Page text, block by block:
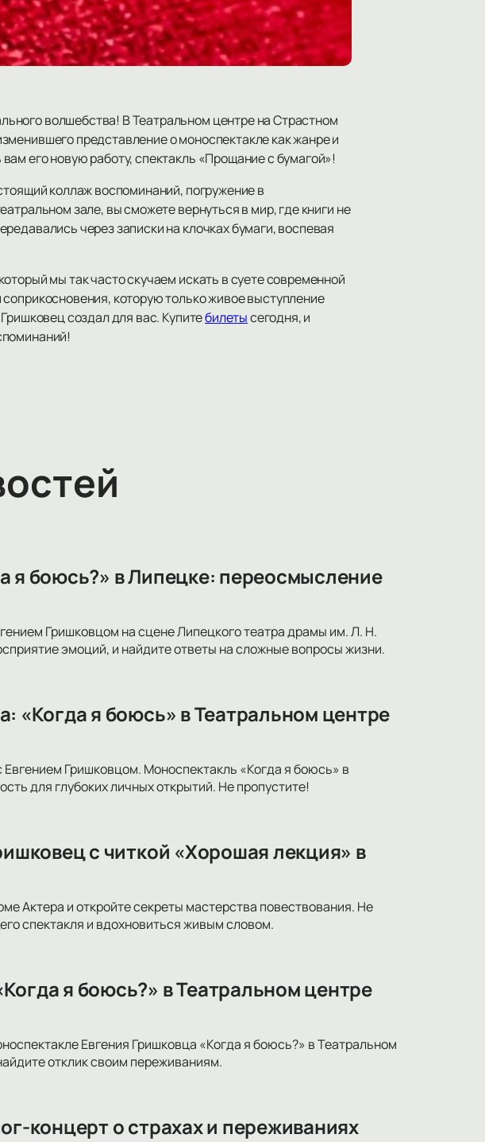
волшебства! В Театральном центре на Страстном
представление о моноспектакле как жанре и
его новую работу, спектакль «Прощание с бумагой»!
коллаж воспоминаний, погружение в
зале, вы сможете вернуться в мир, где книги не
через записки на клочках бумаги, воспевая
мы так часто скучаем искать в суете современной
которую только живое выступление
создал для вас. Купитебилетысегодня, и
я боюсь?» в Липецке: переосмысление
Гришковцом на сцене Липецкого театра драмы им. Л. Н.
эмоций, и найдите ответы на сложные вопросы жизни.
«Когда я боюсь» в Театральном центре
Гришковцом. Моноспектакль «Когда я боюсь» в
для глубоких личных открытий. Не пропустите!
с читкой «Хорошая лекция» в
Актера и откройте секреты мастерства повествования. Не
спектакля и вдохновиться живым словом.
я боюсь?» в Театральном центре
Евгения Гришковца «Когда я боюсь?» в Театральном
отклик своим переживаниям.
концерт о страхах и переживаниях